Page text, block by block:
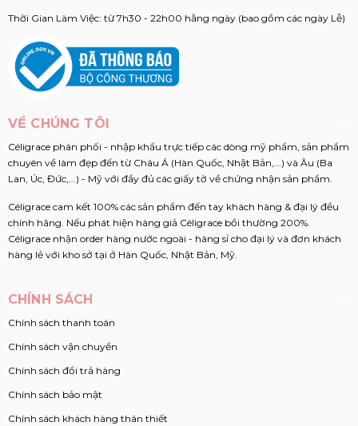
Thời Gian Làm Việc: từ 7h30 - 22h00 hằng ngày (bao gồm các ngày Lễ)
VỀ CHÚNG TÔI
Céligrace phân phối - nhập khẩu trực tiếp các dòng mỹ phẩm, sản phẩm
chuyên về làm đẹp đến từ Châu Á (Hàn Quốc, Nhật Bản,...) và Âu (Ba
Lan, Úc, Đức,...) - Mỹ với đầy đủ các giấy tờ về chứng nhận sản phẩm.
Céligrace cam kết 100% các sản phẩm đến tay khách hàng & đại lý đều
chính hãng. Nếu phát hiện hàng giả Céligrace bồi thường 200%.
Céligrace nhận order hàng nước ngoài - hàng sỉ cho đại lý và đơn khách
hàng lẻ với kho sở tại ở Hàn Quốc, Nhật Bản, Mỹ.
CHÍNH SÁCH
Chính sách thanh toán
Chính sách vận chuyển
Chính sách đổi trả hàng
Chính sách bảo mật
Chính sách khách hàng thân thiết